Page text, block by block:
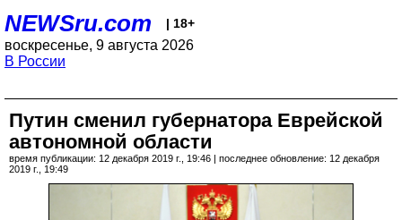
NEWSru.com | 18+
воскресенье, 9 августа 2026
В России
Путин сменил губернатора Еврейской
автономной области
время публикации: 12 декабря 2019 г., 19:46 | последнее обновление: 12 декабря
2019 г., 19:49